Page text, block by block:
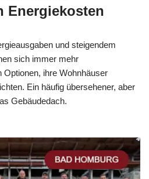
Energiekosten
und steigendem
sich immer mehr
Optionen, ihre Wohnhäuser
Ein häufig übersehener, aber
Gebäudedach.